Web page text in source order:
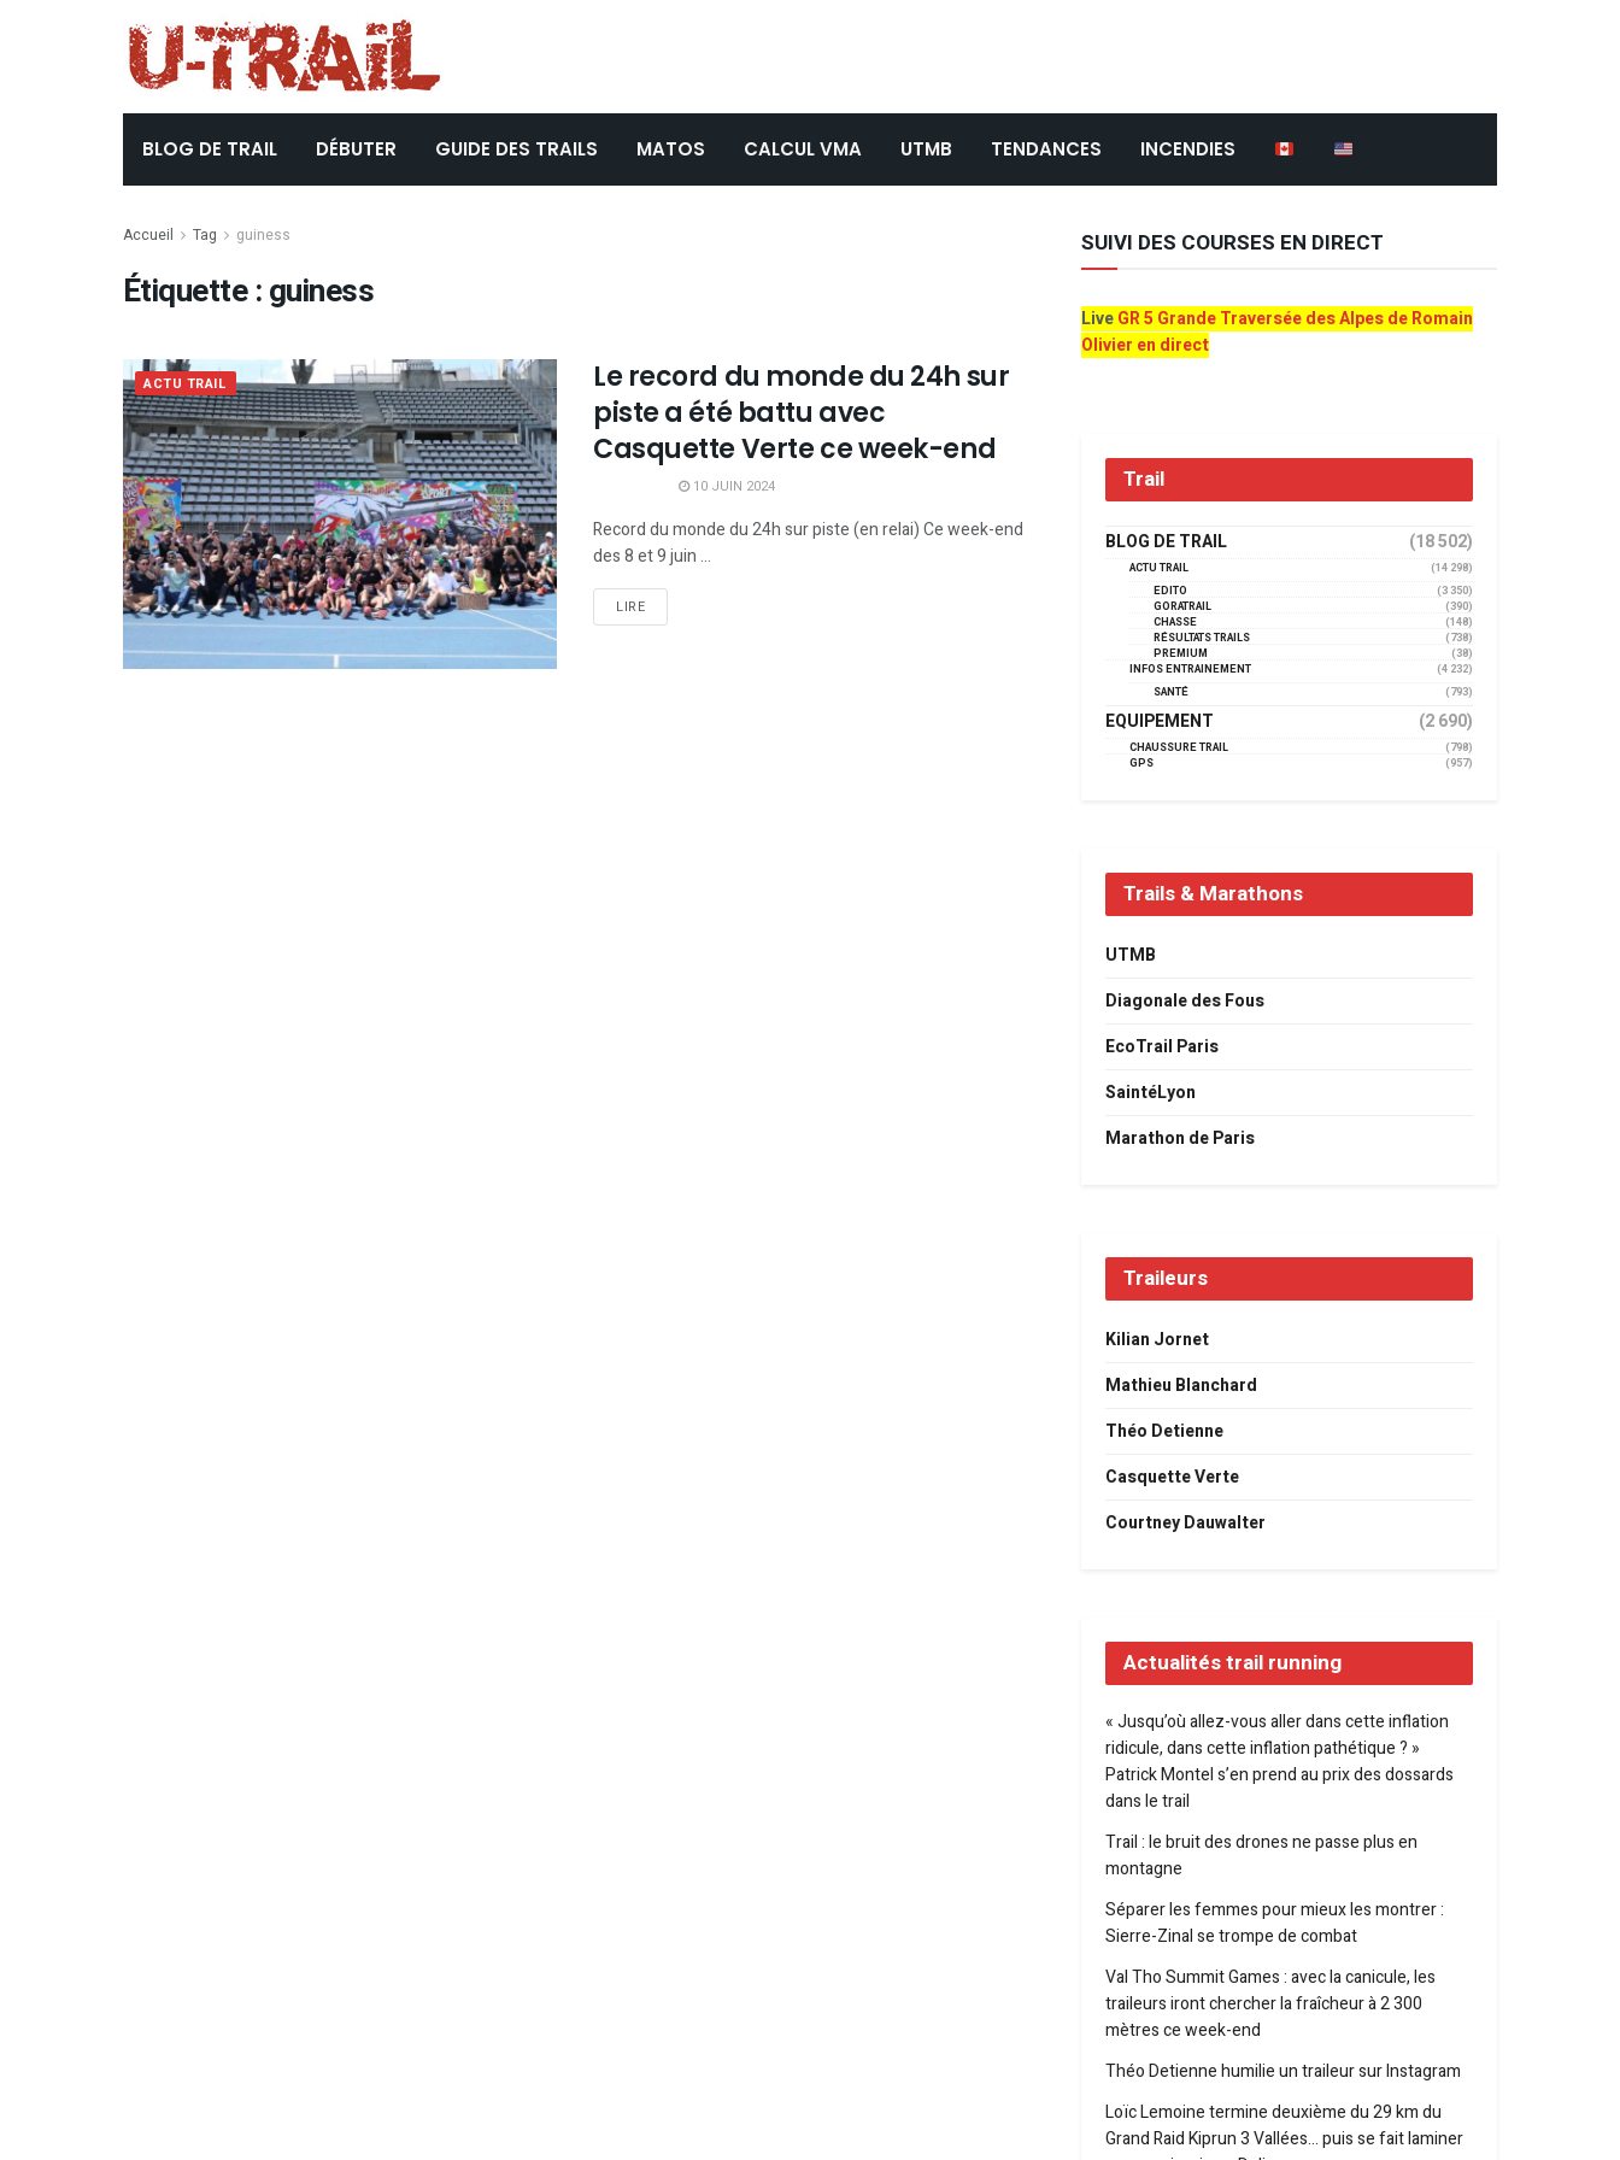
BLOG DE TRAIL DÉBUTER GUIDE DES TRAILS MATOS CALCUL VMA UTMB TENDANCES INCENDIES
Accueil Tag guiness
Étiquette :guiness
ACTU TRAIL
Le record du monde du 24h sur
piste a été battu avec
Casquette Verte ce week-end
10 JUIN 2024
Record du monde du 24h sur piste (en relai) Ce week-end
des 8 et 9 juin ...
LIRE
SUIVI DES COURSES EN DIRECT
LiveGR 5 Grande Traversée des Alpes de Romain
Olivier en direct
Trail
BLOG DE TRAIL (18 502)
ACTU TRAIL
(14 298)
EDITO
(3 350)
GORATRAIL
(390)
CHASSE
(148)
RÉSULTATS TRAILS
(738)
PREMIUM
(38)
INFOS ENTRAINEMENT
(4 232)
SANTÉ
(793)
EQUIPEMENT (2 690)
CHAUSSURE TRAIL
(798)
GPS
(957)
Trails & Marathons
UTMB
Diagonale des Fous
EcoTrail Paris
SaintéLyon
Marathon de Paris
Traileurs
Kilian Jornet
Mathieu Blanchard
Théo Detienne
Casquette Verte
Courtney Dauwalter
Actualités trail running
« Jusqu’où allez-vous aller dans cette inflation
ridicule, dans cette inflation pathétique ? »
Patrick Montel s’en prend au prix des dossards
dans le trail
Trail : le bruit des drones ne passe plus en
montagne
Séparer les femmes pour mieux les montrer :
Sierre-Zinal se trompe de combat
Val Tho Summit Games : avec la canicule, les
traileurs iront chercher la fraîcheur à 2 300
mètres ce week-end
Théo Detienne humilie un traileur sur Instagram
Loïc Lemoine termine deuxième du 29 km du
Grand Raid Kiprun 3 Vallées… puis se fait laminer